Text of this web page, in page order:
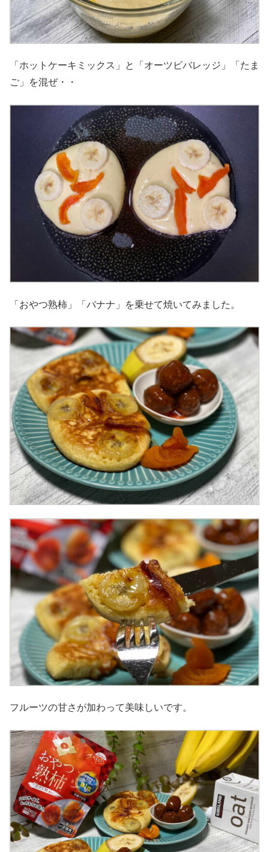
「ホットケーキミックス」と「オーツビバレッジ」「たま
ご」を混ぜ・・
「おやつ熟柿」「バナナ」を乗せて焼いてみました。
フルーツの甘さが加わって美味しいです。